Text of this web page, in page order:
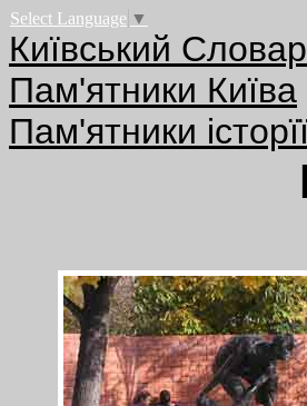
Select Language ▼
Київський
Пам'ятники Київа
Пам'ятники